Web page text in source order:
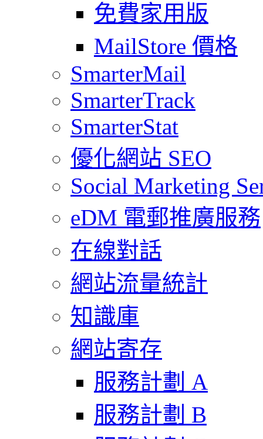
免費家用版
MailStore 價格
SmarterMail
SmarterTrack
SmarterStat
優化網站 SEO
Social Marketing
eDM 電郵推廣服務
在線對話
網站流量統計
知識庫
網站寄存
服務計劃 A
服務計劃 B